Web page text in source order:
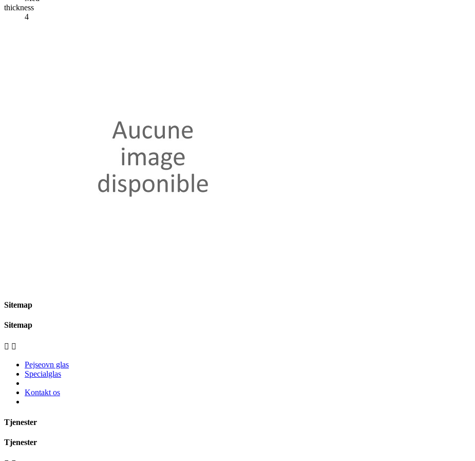
thickness
4
Sitemap
Sitemap
 
Pejseovn glas
Specialglas
Kontakt os
Tjenester
Tjenester